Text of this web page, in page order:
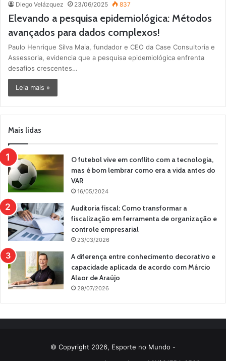
Diego Velázquez 23/06/2025 837
Elevando a pesquisa epidemiológica: Métodos
avançados para dados complexos!
Paulo Henrique Silva Maia, fundador e CEO da Case Consultoria e
Assessoria, evidencia que a pesquisa epidemiológica enfrenta
desafios crescentes…
Leia mais »
Mais lidas
O futebol vive em conflito com a tecnologia,
mas é bom lembrar como era a vida antes do
VAR
16/05/2024
Auditoria fiscal: Como transformar a
fiscalização em ferramenta de organização e
controle empresarial
23/03/2026
A diferença entre conhecimento decorativo e
capacidade aplicada de acordo com Márcio
Alaor de Araújo
29/07/2026
© Copyright 2026, Esporte no Mundo -